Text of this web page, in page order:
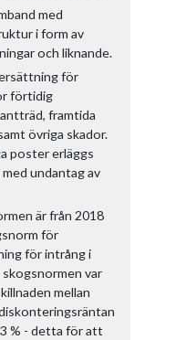
med
i form av
och liknande.
för
förtidig
framtida
övriga skador.
poster erläggs
undantag av
är från 2018
för
för intrång i
var
mellan
% - detta för att